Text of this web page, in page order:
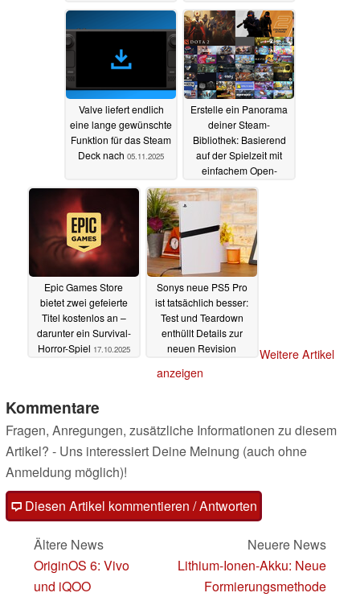
Valve liefert endlich
eine lange gewünschte
Funktion für das Steam
Deck nach 05.11.2025
Erstelle ein Panorama
deiner Steam-
Bibliothek: Basierend
auf der Spielzeit mit
einfachem Open-
Source-Tool25.10.2025
Epic Games Store
bietet zwei gefeierte
Titel kostenlos an –
darunter ein Survival-
Horror-Spiel 17.10.2025
Sonys neue PS5 Pro
ist tatsächlich besser:
Test und Teardown
enthüllt Details zur
neuen Revision
Weitere Artikel
anzeigen
Kommentare
Fragen, Anregungen, zusätzliche Informationen zu diesem
Artikel? - Uns interessiert Deine Meinung (auch ohne
Anmeldung möglich)!
Diesen Artikel kommentieren / Antworten
Ältere News
OriginOS 6: Vivo
und iQOO
Neuere News
Lithium-Ionen-Akku: Neue
Formierungsmethode